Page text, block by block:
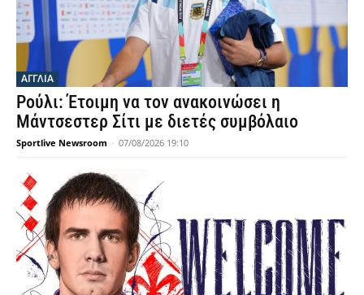
ΑΓΓΛΙΑ
Ρούλι: Έτοιμη να τον ανακοινώσει η
Μάντσεστερ Σίτι με διετές συμβόλαιο
Sportlive Newsroom - 07/08/2026 19:10